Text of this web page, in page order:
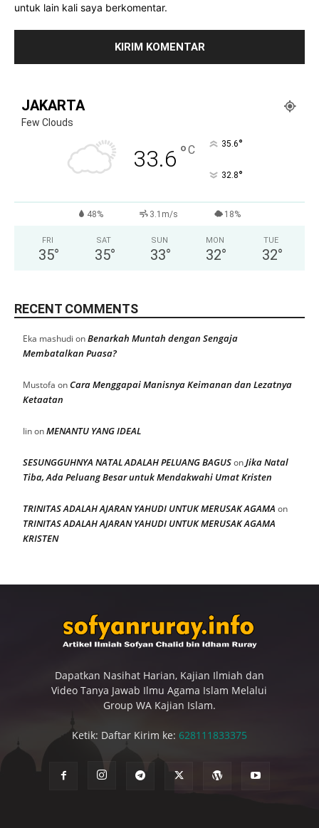
untuk lain kali saya berkomentar.
JAKARTA
Few Clouds
33.6 °C 35.6°
32.8°
48% 3.1m/s 18%
FRI
35°
SAT
35°
SUN
33°
MON
32°
TUE
32°
RECENT COMMENTS
Eka mashudi onBenarkah Muntah dengan Sengaja
Membatalkan Puasa?
Mustofa onCara Menggapai Manisnya Keimanan dan Lezatnya
Ketaatan
IinonMENANTU YANG IDEAL
SESUNGGUHNYA NATAL ADALAH PELUANG BAGUSonJika Natal
Tiba, Ada Peluang Besar untuk Mendakwahi Umat Kristen
TRINITAS ADALAH AJARAN YAHUDI UNTUK MERUSAK AGAMA on
TRINITAS ADALAH AJARAN YAHUDI UNTUK MERUSAK AGAMA
KRISTEN
Dapatkan Nasihat Harian, Kajian Ilmiah dan
Video Tanya Jawab Ilmu Agama Islam Melalui
Group WA Kajian Islam.
Ketik: Daftar Kirim ke: 628111833375